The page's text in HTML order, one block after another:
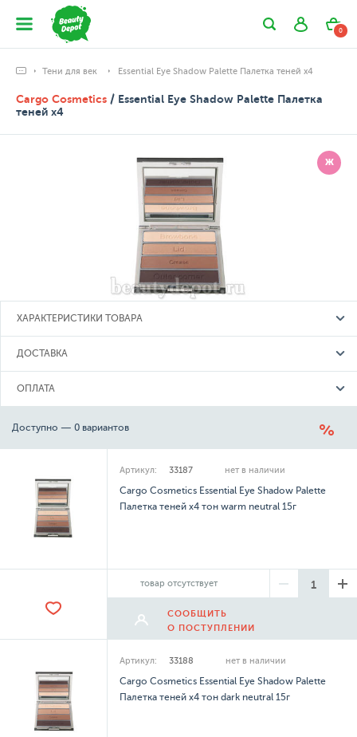
0
Тени для век Essential Eye Shadow Palette Палетка теней х4
Cargo Cosmetics / Essential Eye Shadow Palette Палетка
теней х4
Ж
ХАРАКТЕРИСТИКИ ТОВАРА
ДОСТАВКА
ОПЛАТА
Доступно — 0 вариантов
Артикул: 33187 нет в наличии
Cargo Cosmetics Essential Eye Shadow Palette
Палетка теней х4 тон warm neutral 15г
товар отсутствует
СООБЩИТЬ
О ПОСТУПЛЕНИИ
Артикул: 33188 нет в наличии
Cargo Cosmetics Essential Eye Shadow Palette
Палетка теней х4 тон dark neutral 15г